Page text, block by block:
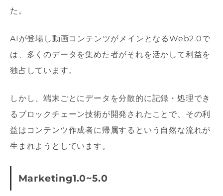
た。
AIが登場し動画コンテンツがメインとなるWeb2.0で
は、多くのデータを集めた者がそれを活かして利益を
独占しています。
しかし、端末ごとにデータを分散的に記録・処理でき
るブロックチェーン技術が開発されたことで、その利
益はコンテンツ作成者に帰属するという自然な流れが
生まれようとしています。
Marketing1.0~5.0